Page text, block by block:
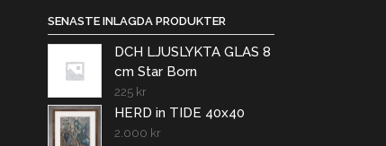
SENASTE INLAGDA PRODUKTER
DCH LJUSLYKTA GLAS 8
cm Star Born
225 kr
HERD in TIDE 40x40
2.000 kr